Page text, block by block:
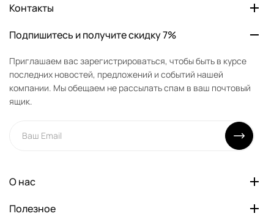
Контакты
Подпишитесь и получите скидку 7%
Приглашаем вас зарегистрироваться, чтобы быть в курсе
последних новостей, предложений и событий нашей
компании. Мы обещаем не рассылать спам в ваш почтовый
ящик.
О нас
Полезное